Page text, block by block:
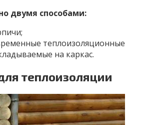
двумя способами:
теплоизоляционные
на каркас.
теплоизоляции